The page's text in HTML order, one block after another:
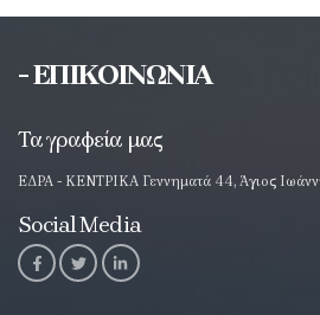
- ΕΠΙΚΟΙΝΩΝΙΑ
Τα γραφεία μας
ΕΔΡΑ - ΚΕΝΤΡΙΚΑ Γεννηματά 44, Άγιος
Social Media